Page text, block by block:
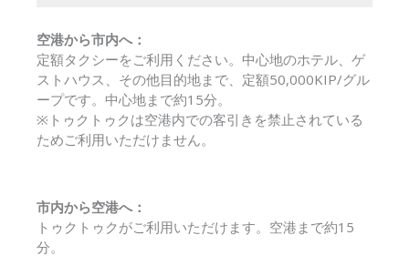
空港から市内へ：
定額タクシーをご利用ください。中心地のホテル、ゲ
ストハウス、その他目的地まで、定額50,000KIP/グル
ープです。中心地まで約15分。
※トゥクトゥクは空港内での客引きを禁止されている
ためご利用いただけません。
市内から空港へ：
トゥクトゥクがご利用いただけます。空港まで約15
分。